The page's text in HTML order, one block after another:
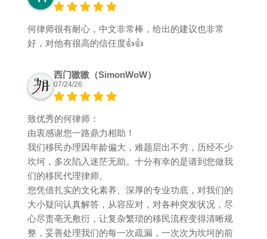
何律师很有耐心，中文非常棒，给出的建议也非常
好，对他有很高的信任度👍👍
西门嗷嗷（SimonWoW）
07/24/26
致优秀的何律师：
由衷感谢您一路鼎力相助！
我们移民办理因年龄偏大，难题层出不穷，历经不少
坎坷，多次陷入迷茫无助。十分有幸的是请到您做我
们的移民代理律师。
您凭借扎实的文化素养、深厚的专业功底，对我们的
大小疑问认真解答，从容应对，对各种突发状况，尽
心尽责亳无敷衍，让复杂繁琐的移民流程变得清晰规
整，妥善处理我们的每一次疏漏，一次次为坎坷的前